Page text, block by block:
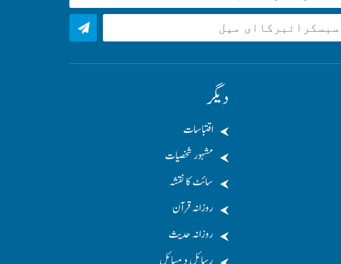
دیگر
اقتباسات
مشہور شخصیات
سائٹ کا نقشہ
روزانہ قرآن
روزانہ حدیث